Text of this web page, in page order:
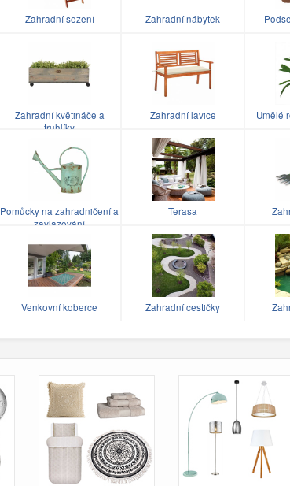
Zahradní sezení Zahradní nábytek
Zahradní květináče a
truhlíky
Zahradní lavice Umělé
Pomůcky na zahradničení a
zavlažování
Terasa
Venkovní koberce Zahradní cestičky